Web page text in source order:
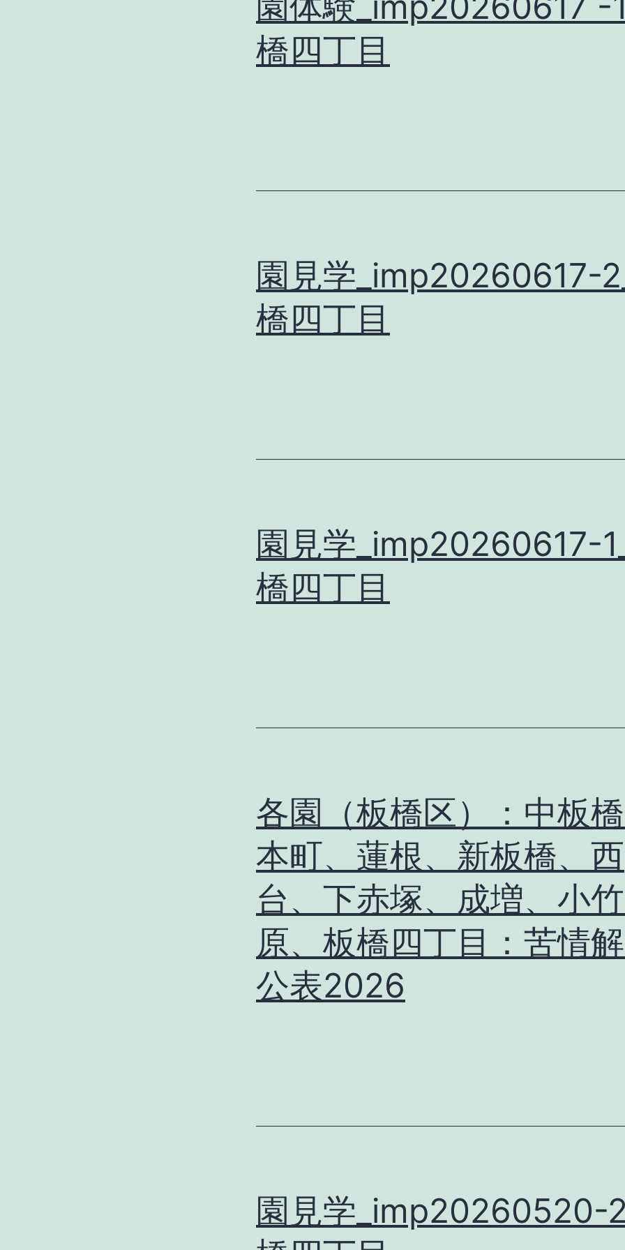
橋四丁目
園見学_imp20260617-
橋四丁目
園見学_imp20260617-
橋四丁目
各園（板橋区）：中板
本町、蓮根、新板橋、西
台、下赤塚、成増、小
原、板橋四丁目：苦情
公表2026
園見学_imp20260520-